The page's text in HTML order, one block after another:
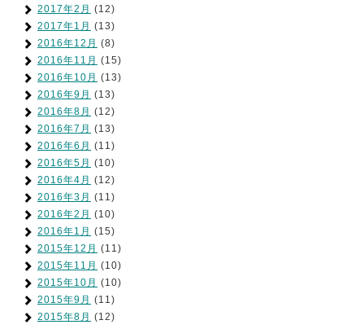
2017年2月 (12)
2017年1月 (13)
2016年12月 (8)
2016年11月 (15)
2016年10月 (13)
2016年9月 (13)
2016年8月 (12)
2016年7月 (13)
2016年6月 (11)
2016年5月 (10)
2016年4月 (12)
2016年3月 (11)
2016年2月 (10)
2016年1月 (15)
2015年12月 (11)
2015年11月 (10)
2015年10月 (10)
2015年9月 (11)
2015年8月 (12)